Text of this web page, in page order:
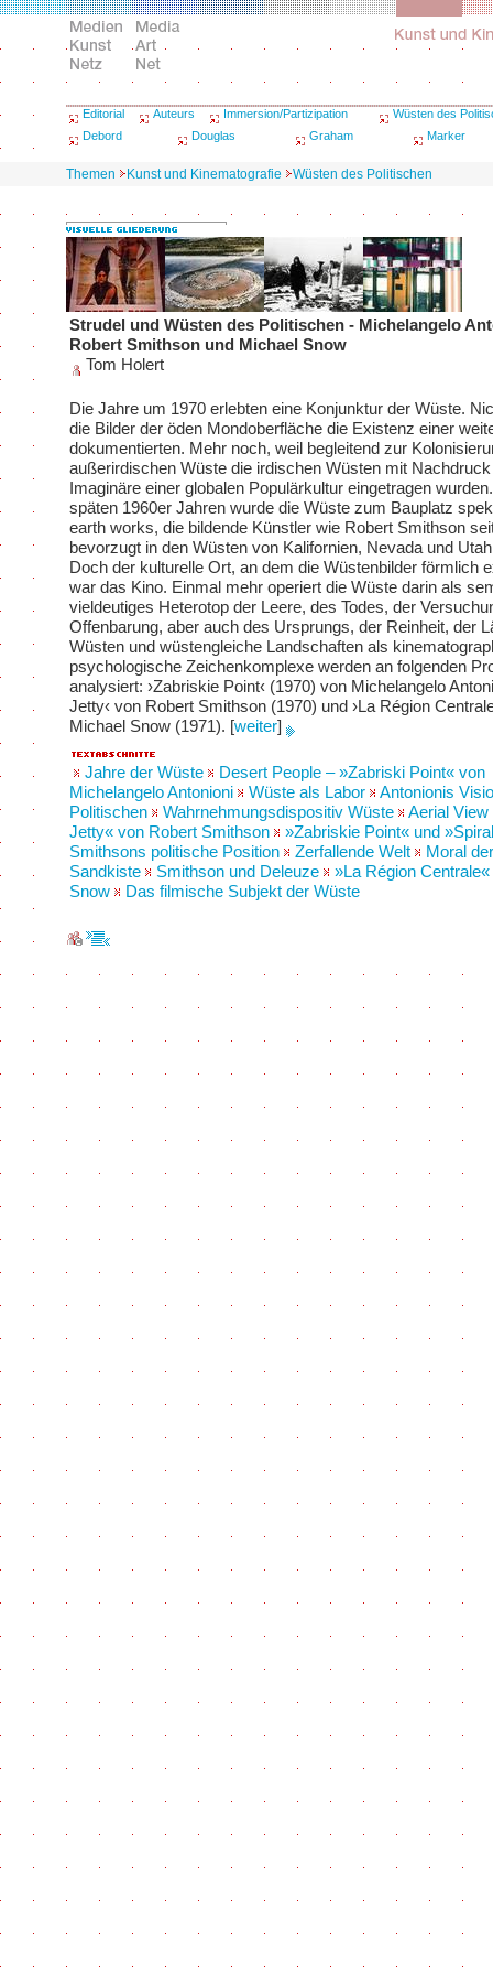
Editorial Auteurs Immersion/Partizipation
Wüsten des
Debord
Douglas Graham Marker
Themen Kunst und Kinematografie Wüsten des Politischen
Strudel und Wüsten des Politischen - Michelangelo
Robert Smithson und Michael Snow
Tom Holert
Die Jahre um 1970 erlebten eine Konjunktur der Wüste.
die Bilder der öden Mondoberfläche die Existenz einer
dokumentierten. Mehr noch, weil begleitend zur
außerirdischen Wüste die irdischen Wüsten mit
Imaginäre einer globalen Populärkultur eingetragen
späten 1960er Jahren wurde die Wüste zum Bauplatz
earth works, die bildende Künstler wie Robert Smithson
bevorzugt in den Wüsten von Kalifornien, Nevada und
Doch der kulturelle Ort, an dem die Wüstenbilder förmlich
war das Kino. Einmal mehr operiert die Wüste darin als
vieldeutiges Heterotop der Leere, des Todes, der
Offenbarung, aber auch des Ursprungs, der Reinheit, der
Wüsten und wüstengleiche Landschaften als
psychologische Zeichenkomplexe werden an folgenden
analysiert: ›Zabriskie Point‹ (1970) von Michelangelo
Jetty‹ von Robert Smithson (1970) und ›La Région
Michael Snow (1971). [weiter]
Jahre der Wüste
Desert People – »Zabriski Point« von
Michelangelo Antonioni
Wüste als Labor
Antonionis
Politischen
Wahrnehmungsdispositiv Wüste
Aerial View
Jetty« von Robert Smithson
»Zabriskie Point« und
Smithsons politische Position
Zerfallende Welt
Moral
Sandkiste
Smithson und Deleuze
»La Région
Snow
Das filmische Subjekt der Wüste